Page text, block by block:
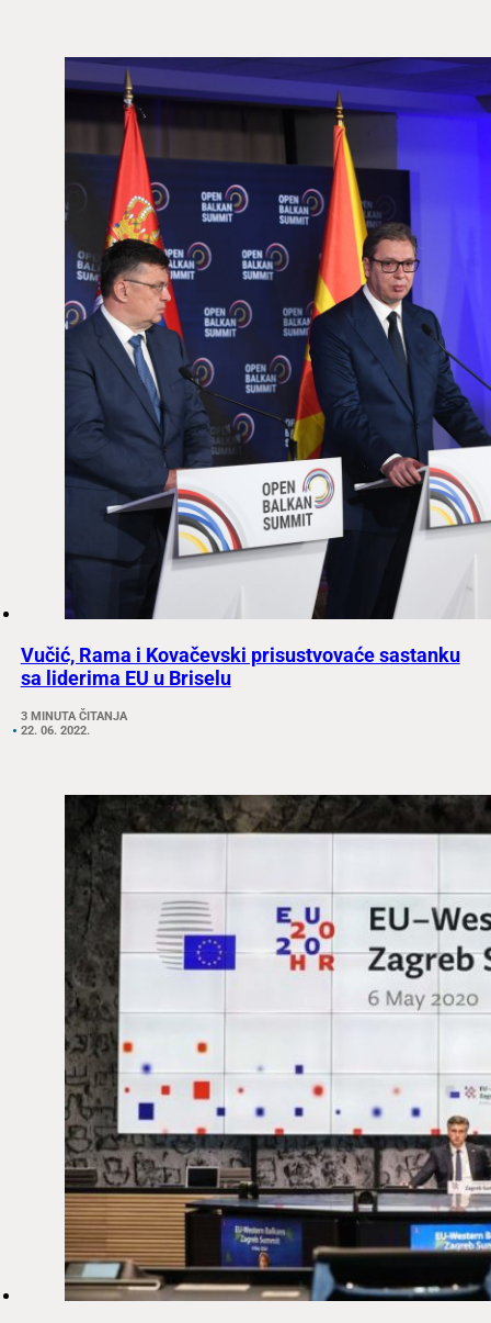
Vučić, Rama i Kovačevski prisustvovaće sastanku
sa liderima EU u Briselu
3 MINUTA ČITANJA
22. 06. 2022.